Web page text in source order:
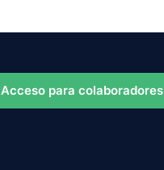
Acceso para colaboradores